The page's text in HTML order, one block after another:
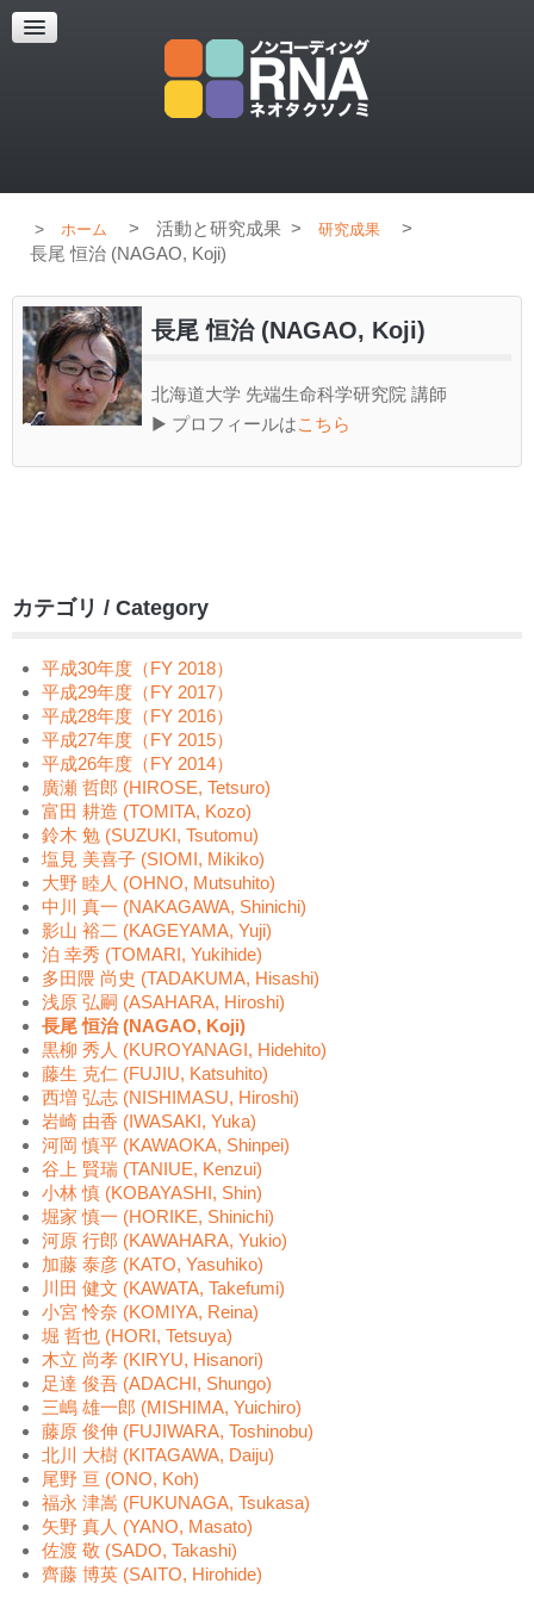
超解像顕微鏡
超解像顕微鏡の紹介
ホーム > 活動と研究成果 > 研究成果
>
長尾 恒治 (NAGAO, Koji)
長尾 恒治 (NAGAO, Koji)
北海道大学 先端生命科学研究院 講師
▶ プロフィールはこちら
カテゴリ / Category
平成30年度（FY 2018）
平成29年度（FY 2017）
平成28年度（FY 2016）
平成27年度（FY 2015）
平成26年度（FY 2014）
廣瀬 哲郎 (HIROSE, Tetsuro)
富田 耕造 (TOMITA, Kozo)
鈴木 勉 (SUZUKI, Tsutomu)
塩見 美喜子 (SIOMI, Mikiko)
大野 睦人 (OHNO, Mutsuhito)
中川 真一 (NAKAGAWA, Shinichi)
影山 裕二 (KAGEYAMA, Yuji)
泊 幸秀 (TOMARI, Yukihide)
多田隈 尚史 (TADAKUMA, Hisashi)
浅原 弘嗣 (ASAHARA, Hiroshi)
長尾 恒治 (NAGAO, Koji)
黒柳 秀人 (KUROYANAGI, Hidehito)
藤生 克仁 (FUJIU, Katsuhito)
西増 弘志 (NISHIMASU, Hiroshi)
岩崎 由香 (IWASAKI, Yuka)
河岡 慎平 (KAWAOKA, Shinpei)
谷上 賢瑞 (TANIUE, Kenzui)
小林 慎 (KOBAYASHI, Shin)
堀家 慎一 (HORIKE, Shinichi)
河原 行郎 (KAWAHARA, Yukio)
加藤 泰彦 (KATO, Yasuhiko)
川田 健文 (KAWATA, Takefumi)
小宮 怜奈 (KOMIYA, Reina)
堀 哲也 (HORI, Tetsuya)
木立 尚孝 (KIRYU, Hisanori)
足達 俊吾 (ADACHI, Shungo)
三嶋 雄一郎 (MISHIMA, Yuichiro)
藤原 俊伸 (FUJIWARA, Toshinobu)
北川 大樹 (KITAGAWA, Daiju)
尾野 亘 (ONO, Koh)
福永 津嵩 (FUKUNAGA, Tsukasa)
矢野 真人 (YANO, Masato)
佐渡 敬 (SADO, Takashi)
齊藤 博英 (SAITO, Hirohide)